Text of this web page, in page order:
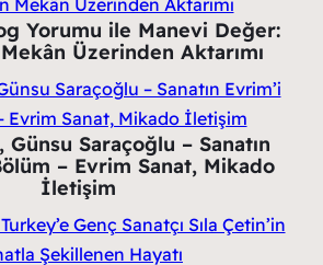
Yorumu ile Manevi Değer:
Üzerinden Aktarımı
Günsu Saraçoğlu – Sanatın
– Evrim Sanat, Mikado
İletişim